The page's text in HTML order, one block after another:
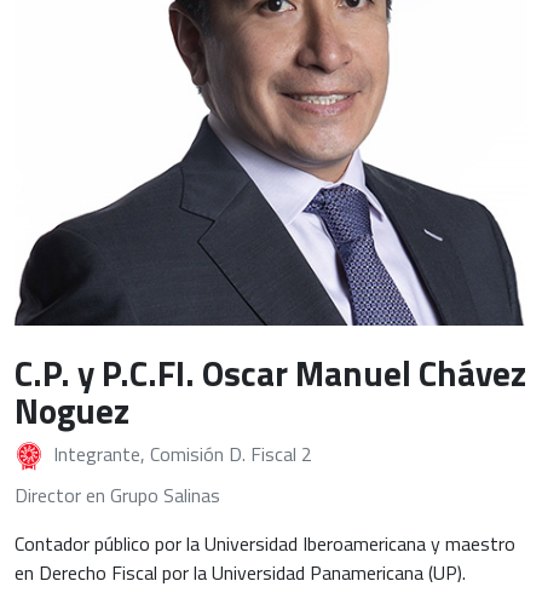
C.P. y P.C.FI. Oscar Manuel Chávez
Noguez
Integrante, Comisión D. Fiscal 2
Director en Grupo Salinas
Contador público por la Universidad Iberoamericana y maestro
en Derecho Fiscal por la Universidad Panamericana (UP).